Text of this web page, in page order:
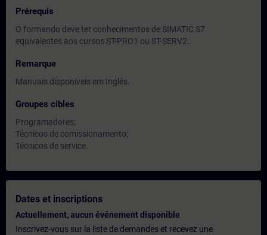
Prérequis
O formando deve ter conhecimentos de SIMATIC S7
equivalentes aos cursos ST-PRO1 ou ST-SERV2.
Remarque
Manuais disponíveis em Inglês.
Groupes cibles
Programadores;
Técnicos de comissionamento;
Técnicos de service.
Dates et inscriptions
Actuellement, aucun événement disponible
Inscrivez-vous sur la liste de demandes et recevez une